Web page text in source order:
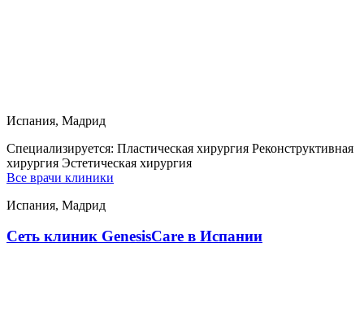
Испания, Мадрид
Специализируется: Пластическая хирургия Реконструктивная
хирургия Эстетическая хирургия
Все врачи клиники
Испания, Мадрид
Сеть клиник GenesisСare в Испании